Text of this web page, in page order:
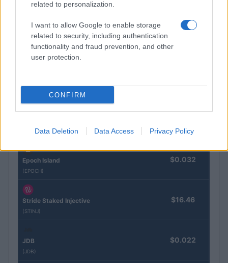
related to personalization.
I want to allow Google to enable storage
related to security, including authentication
functionality and fraud prevention, and other
user protection.
CONFIRM
Data Deletion Data Access Privacy Policy
CRYPTOKOERSEN
Naam
(KBTC)
Epoch Island
(EPOCH)
$0.032
Stride Staked Injective
(STINJ)
$16.46
JDB
(JDB)
$0.022